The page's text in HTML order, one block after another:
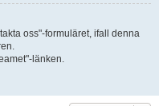
oss"-formuläret, ifall denna
länken.